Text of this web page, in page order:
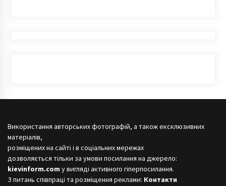
Використання авторських фотографій, а також ексклюзивних
матеріалів,
розміщених на сайті і в соціальних мережах
дозволяється тільки за умови посилання на джерело:
kievinform.com у вигляді активного гіперпосилання.
З питань співпраці та розміщення реклами: Контакти